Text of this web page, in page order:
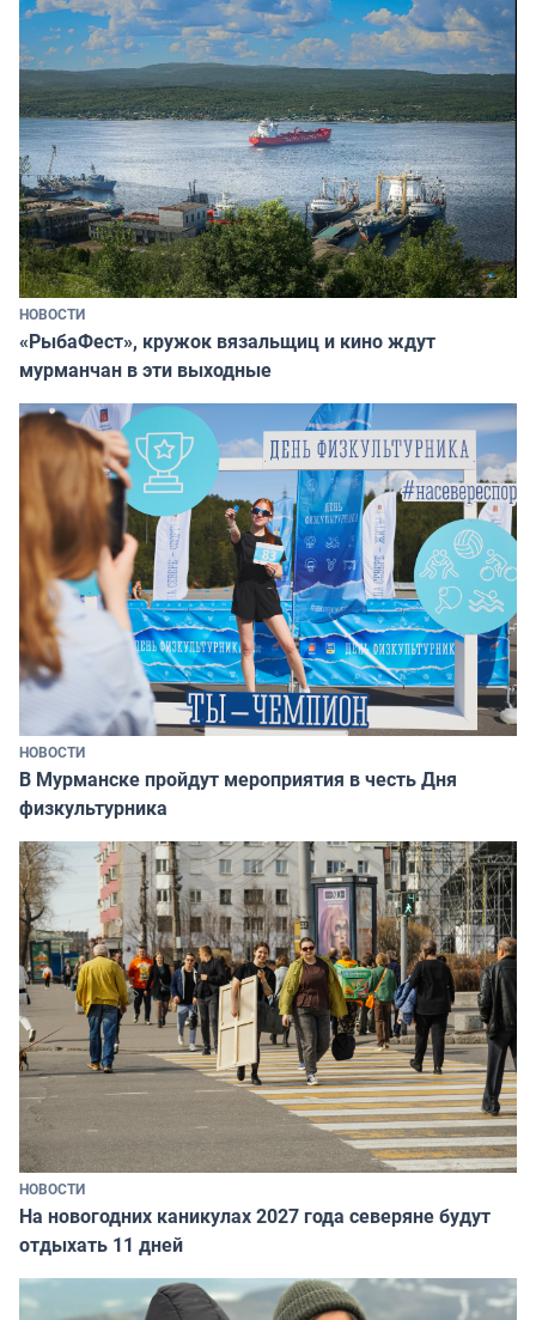
НОВОСТИ
«РыбаФест», кружок вязальщиц и кино ждут
мурманчан в эти выходные
НОВОСТИ
В Мурманске пройдут мероприятия в честь Дня
физкультурника
НОВОСТИ
На новогодних каникулах 2027 года северяне будут
отдыхать 11 дней